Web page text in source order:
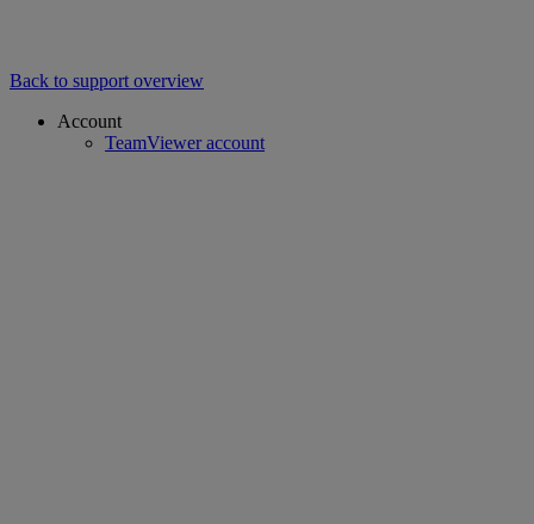
Back to support overview
Account
TeamViewer account